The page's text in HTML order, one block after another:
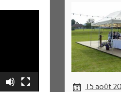
15 août